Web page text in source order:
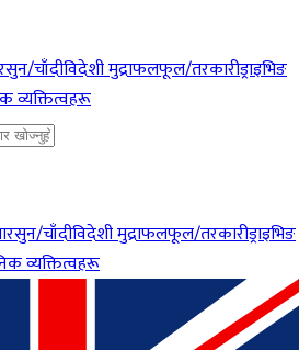
सुन/चाँदीविदेशी मुद्राफलफूल/तरकारीड्राइभिङ
व्यक्तित्वहरू
सुन/चाँदीविदेशी मुद्राफलफूल/तरकारीड्राइभिङ
व्यक्तित्वहरू